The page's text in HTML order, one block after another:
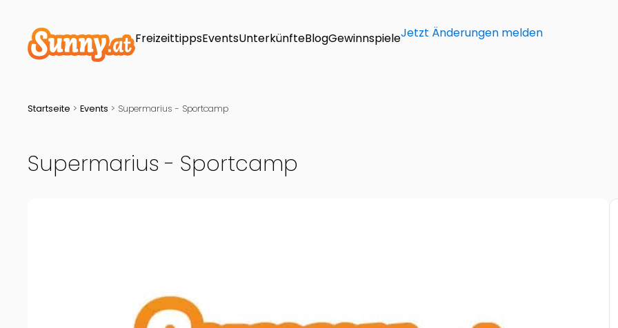
FreizeittippsEventsUnterkünfteBlogGewinnspieleJetzt Änderungen melden
Startseite > Events > Supermarius - Sportcamp
Supermarius - Sportcamp